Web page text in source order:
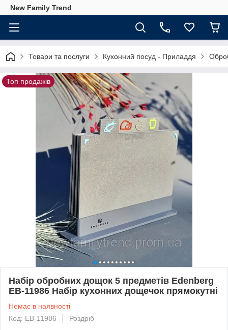
New Family Trend
Товари та послуги Кухонний посуд - Приладдя
Топ продажів
Набір обробних дощок 5 предметів Edenberg
EB-11986 Набір кухонних дощечок прямокутні
Немає в наявності
Код: EB-11986
Роздріб